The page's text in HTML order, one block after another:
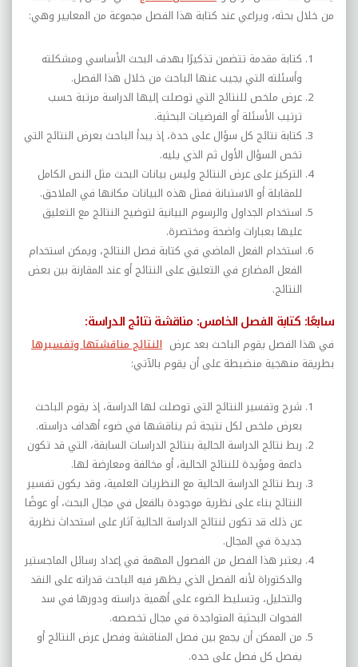
من خلال بحثه، ويراعي عند كتابة هذا الفصل مجموعة من المعايير وهي:
كتابة مقدمة تتضمن تذكيرًا بهدف البحث الأساسي ومشكلته
وأسئلته التي يجيب عنها الباحث من خلال هذا الفصل.
عرض ملخص للنتائج التي توصلت إليها الدراسة مرتبة حسب
ترتيب الأسئلة أو الفرضيات البحثية.
كتابة نتائج كل سؤال على حدة، إذ يبدأ الباحث بعرض النتائج التي
تخص السؤال الأول ثم الذي يليه.
التركيز على عرض النتائج وليس بيانات البحث مثل النص الكامل
للمقابلة أو الاستبانة فمثل هذه البيانات مكانها في الملاحق.
استخدام الجداول والرسوم البيانية لتوضيح النتائج مع التعليق
عليها بعبارات واضحة ومختصرة.
استخدام الفعل الماضي في كتابة فصل النتائج، ويمكن استخدام
الفعل المضارع في التعليق على النتائج أو عند المقارنة بين بعض
النتائج.
سابعًا: كتابة الفصل الخامس: مناقشة نتائج الدراسة:
في هذا الفصل يقوم الباحث بعد عرض النتائج مناقشتها وتفسيرها
بطريقة منهجية منضبطة على أن يقوم بالآتي:
شرح وتفسير النتائج التي توصلت لها الدراسة، إذ يقوم الباحث
بعرض ملخص لكل نتيجة ثم يناقشها في ضوء أهداف دراسته.
ربط نتائج الدراسة الحالية بنتائج الدراسات السابقة، التي قد تكون
داعمة ومؤيدة للنتائج الحالية، أو مخالفة ومعارضة لها.
ربط نتائج الدراسة الحالية مع النظريات العلمية، وقد يكون تفسير
النتائج بناء على نظرية موجودة بالفعل في مجال البحث، أو عوضًا
عن ذلك قد تكون لنتائج الدراسة الحالية آثار على استحداث نظرية
جديدة في المجال.
يعتبر هذا الفصل من الفصول المهمة في إعداد رسائل الماجستير
والدكتوراة لأنه الفصل الذي يظهر فيه الباحث قدراته على النقد
والتحليل، وتسليط الضوء على أهمية دراسته ودورها في سد
الفجوات البحثية المتواجدة في مجال تخصصه.
من الممكن أن يجمع بين فصل المناقشة وفصل عرض النتائج أو
يفصل كل فصل على حده.